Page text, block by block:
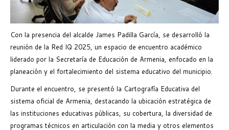
Con la presencia del alcalde James Padilla García, se desarrolló la
reunión de la Red IQ 2025, un espacio de encuentro académico
liderado por la Secretaría de Educación de Armenia, enfocado en la
planeación y el fortalecimiento del sistema educativo del municipio.
Durante el encuentro, se presentó la Cartografía Educativa del
sistema oficial de Armenia, destacando la ubicación estratégica de
las instituciones educativas públicas, su cobertura, la diversidad de
programas técnicos en articulación con la media y otros elementos